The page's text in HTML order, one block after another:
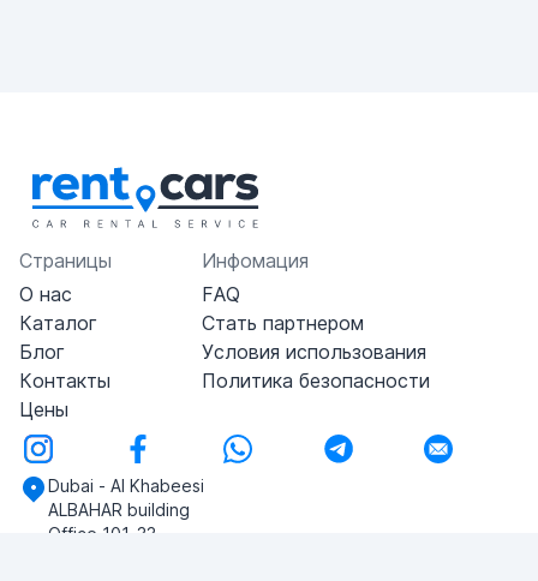
Страницы
О нас
Каталог
Блог
Контакты
Цены
Инфомация
FAQ
Стать партнером
Условия использования
Политика безопасности
Dubai - Al Khabeesi
ALBAHAR building
Office 101-33